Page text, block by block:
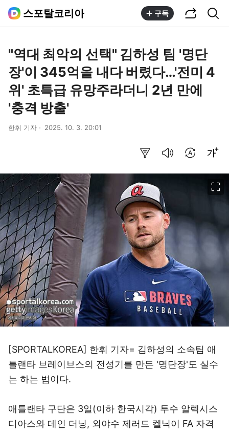
스포탈코리아 구독
"역대 최악의 선택" 김하성 팀 '명단
장'이 345억을 내다 버렸다…'전미 4
위' 초특급 유망주라더니 2년 만에
'충격 방출'
한휘 기자 2025. 10. 3. 20:01
[SPORTALKOREA] 한휘 기자= 김하성의 소속팀 애
틀랜타 브레이브스의 전성기를 만든 '명단장'도 실수
는 하는 법이다.
애틀랜타 구단은 3일(이하 한국시각) 투수 알렉시스
디아스와 데인 더닝, 외야수 제러드 켈닉이 FA 자격